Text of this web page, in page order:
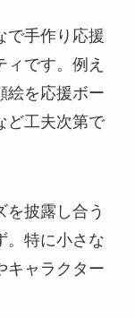
で手作り応援
です。例え
絵を応援ボー
ど工夫次第で
を披露し合う
。特に小さな
キャラクター